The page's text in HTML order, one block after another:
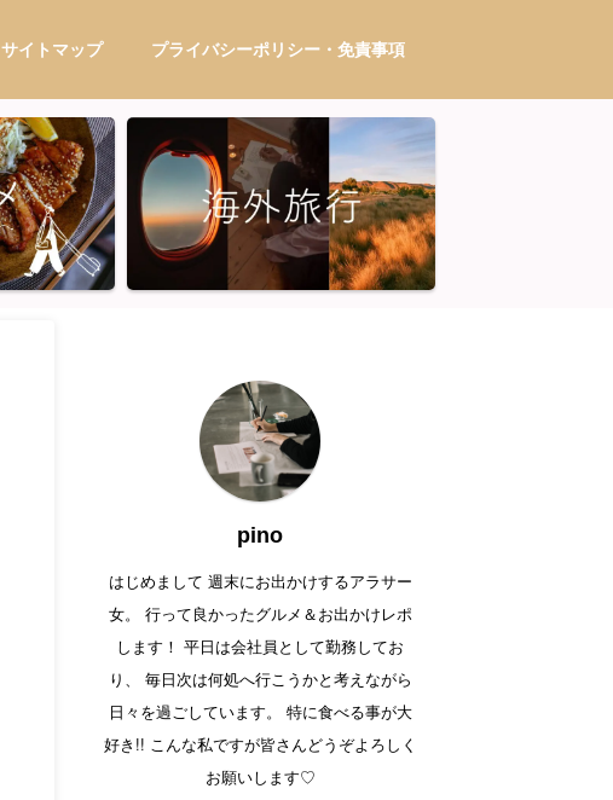
サイトマップ プライバシーポリシー・免責事項
pino
はじめまして 週末にお出かけするアラサー
女。 行って良かったグルメ＆お出かけレポ
します！ 平日は会社員として勤務してお
り、 毎日次は何処へ行こうかと考えながら
日々を過ごしています。 特に食べる事が大
好き!! こんな私ですが皆さんどうぞよろしく
お願いします♡